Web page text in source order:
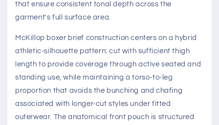
that ensure consistent tonal depth across the
garment's full surface area.
McKillop boxer brief construction centers on a hybrid
athletic-silhouette pattern: cut with sufficient thigh
length to provide coverage through active seated and
standing use, while maintaining a torso-to-leg
proportion that avoids the bunching and chafing
associated with longer-cut styles under fitted
outerwear. The anatomical front pouch is structured